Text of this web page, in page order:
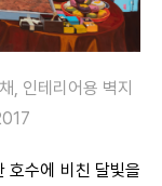
, 인테리어용 벽지
호수에 비친 달빛을